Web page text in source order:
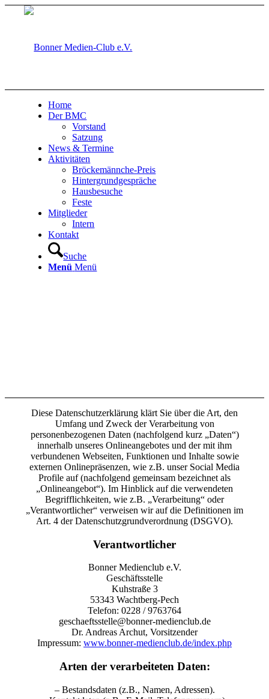
Home
Der BMC
Vorstand
Satzung
News & Termine
Aktivitäten
Bröckemännche-Preis
Hintergrundgespräche
Hausbesuche
Feste
Mitglieder
Intern
Kontakt
Suche
Menü Menü
Diese Datenschutzerklärung klärt Sie über die Art, den
Umfang und Zweck der Verarbeitung von
personenbezogenen Daten (nachfolgend kurz „Daten“)
innerhalb unseres Onlineangebotes und der mit ihm
verbundenen Webseiten, Funktionen und Inhalte sowie
externen Onlinepräsenzen, wie z.B. unser Social Media
Profile auf (nachfolgend gemeinsam bezeichnet als
„Onlineangebot“). Im Hinblick auf die verwendeten
Begrifflichkeiten, wie z.B. „Verarbeitung“ oder
„Verantwortlicher“ verweisen wir auf die Definitionen im
Art. 4 der Datenschutzgrundverordnung (DSGVO).
Verantwortlicher
Bonner Medienclub e.V.
Geschäftsstelle
Kuhstraße 3
53343 Wachtberg-Pech
Telefon: 0228 / 9763764
geschaeftsstelle@bonner-medienclub.de
Dr. Andreas Archut, Vorsitzender
Impressum: www.bonner-medienclub.de/index.php
Arten der verarbeiteten Daten:
– Bestandsdaten (z.B., Namen, Adressen).